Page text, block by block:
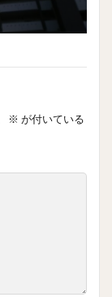
※ が付いている